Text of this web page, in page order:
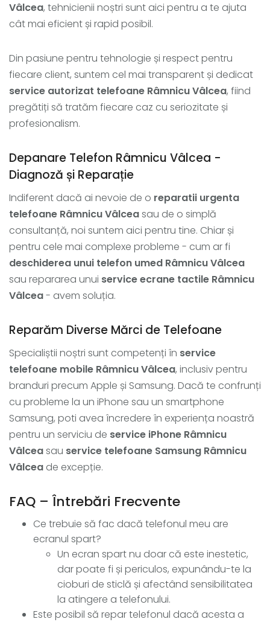
Vâlcea, tehnicienii noștri sunt aici pentru a te ajuta
cât mai eficient și rapid posibil.
Din pasiune pentru tehnologie și respect pentru
fiecare client, suntem cel mai transparent și dedicat
service autorizat telefoane Râmnicu Vâlcea, fiind
pregătiți să tratăm fiecare caz cu seriozitate și
profesionalism.
Depanare Telefon Râmnicu Vâlcea -
Diagnoză și Reparație
Indiferent dacă ai nevoie de o reparatii urgenta
telefoane Râmnicu Vâlceasau de o simplă
consultanță, noi suntem aici pentru tine. Chiar și
pentru cele mai complexe probleme - cum ar fi
deschiderea unui telefon umed Râmnicu Vâlcea
sau repararea unui service ecrane tactile Râmnicu
Vâlcea- avem soluția.
Reparăm Diverse Mărci de Telefoane
Specialiștii noștri sunt competenți în service
telefoane mobile Râmnicu Vâlcea, inclusiv pentru
branduri precum Apple și Samsung. Dacă te confrunți
cu probleme la un iPhone sau un smartphone
Samsung, poti avea încredere în experiența noastră
pentru un serviciu de service iPhone Râmnicu
Vâlceasau service telefoane Samsung Râmnicu
Vâlcea de excepție.
FAQ – Întrebări Frecvente
Ce trebuie să fac dacă telefonul meu are
ecranul spart?
Un ecran spart nu doar că este inestetic,
dar poate fi și periculos, expunându-te la
cioburi de sticlă și afectând sensibilitatea
la atingere a telefonului.
Este posibil să repar telefonul dacă acesta a